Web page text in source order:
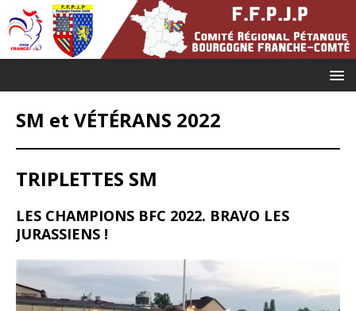
SM et VÉTÉRANS 2022
TRIPLETTES SM
LES CHAMPIONS BFC 2022. BRAVO LES
JURASSIENS !